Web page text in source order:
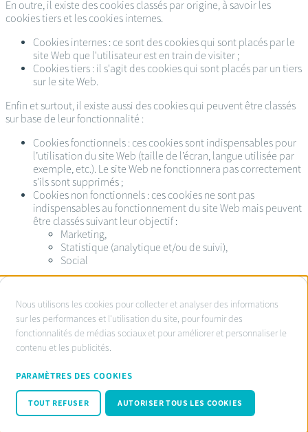
En outre, il existe des cookies classés par origine, à savoir les
cookies tiers et les cookies internes.
Cookies internes : ce sont des cookies qui sont placés par le
site Web que l'utilisateur est en train de visiter ;
Cookies tiers : il s'agit des cookies qui sont placés par un tiers
sur le site Web.
Enfin et surtout, il existe aussi des cookies qui peuvent être classés
sur base de leur fonctionnalité :
Cookies fonctionnels : ces cookies sont indispensables pour
l’utilisation du site Web (taille de l’écran, langue utilisée par
exemple, etc.). Le site Web ne fonctionnera pas correctement
s'ils sont supprimés ;
Cookies non fonctionnels : ces cookies ne sont pas
indispensables au fonctionnement du site Web mais peuvent
être classés suivant leur objectif :
Marketing,
Statistique (analytique et/ou de suivi),
Social
Service d’ombudsman agréé:
www.ombudsnotaire.be
Privacy Policy notaire.be
Cookie policy
Code de conduite RGPD
© Fednot 2026
À
propos
des
cookies
sur
ce
site
Nous utilisons les cookies pour collecter et analyser des informations
sur les performances et l'utilisation du site, pour fournir des
fonctionnalités de médias sociaux et pour améliorer et personnaliser le
contenu et les publicités.
PARAMÈTRES DES COOKIES
TOUT REFUSER AUTORISER TOUS LES COOKIES